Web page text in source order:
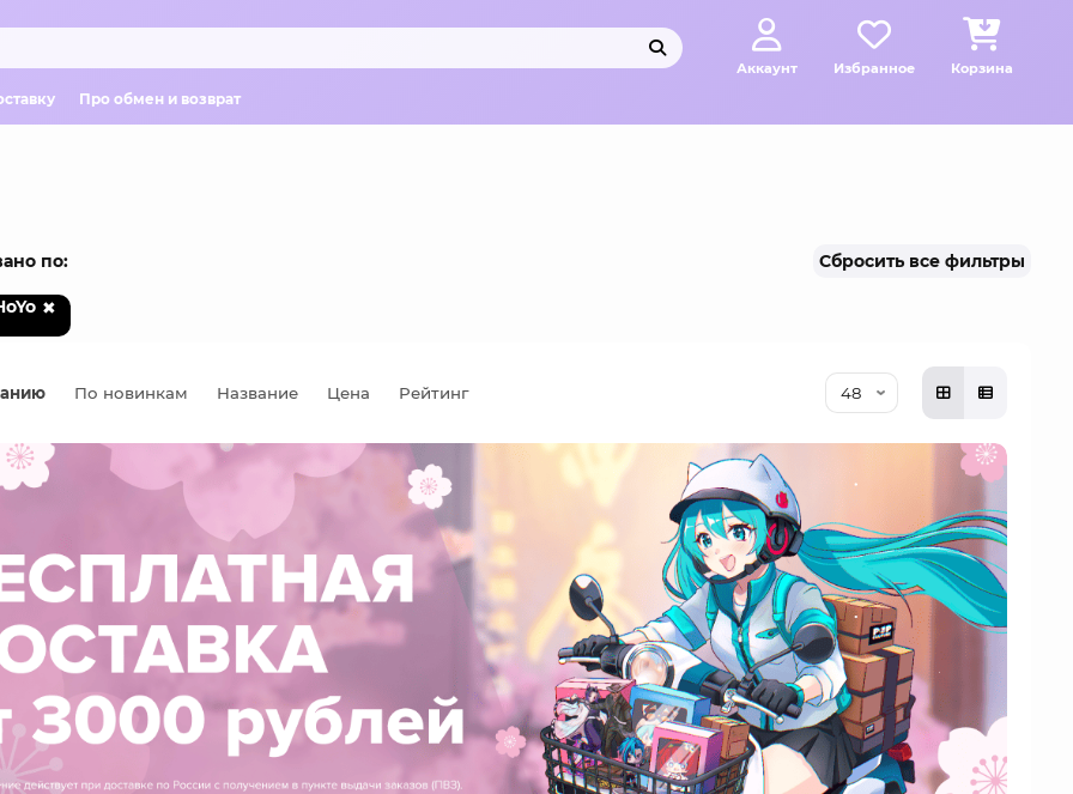
Аккаунт Избранное Корзина
Про обмен и возврат
по: Сбросить все фильтры
По новинкам Название Цена Рейтинг